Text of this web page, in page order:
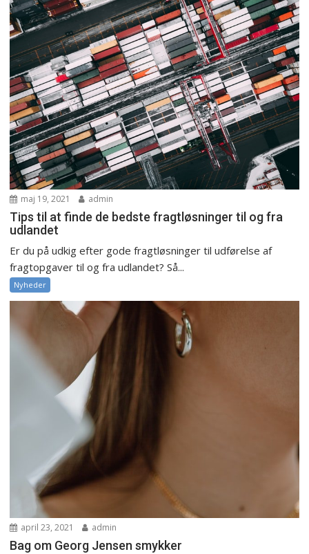
maj 19, 2021 admin
Tips til at finde de bedste fragtløsninger til og fra
udlandet
Er du på udkig efter gode fragtløsninger til udførelse af
fragtopgaver til og fra udlandet? Så...
Nyheder
april 23, 2021 admin
Bag om Georg Jensen smykker